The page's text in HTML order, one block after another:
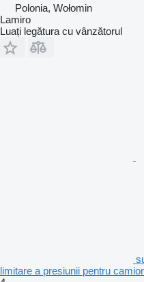
Polonia, Wołomin
Lamiro
Luați legătura cu vânzătorul
limitare a presiunii pentru